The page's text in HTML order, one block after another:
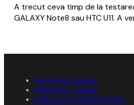
A trecut ceva timp de la
GALAXY Note8 sau HTC U11.
Termene și Condiții
Politica de Cookies
Politica de Confidențialitate